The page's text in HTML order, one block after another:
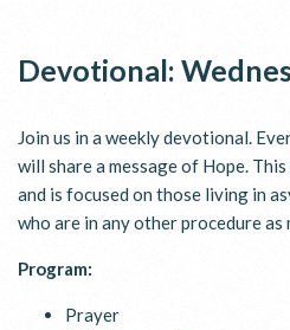
Devotional:
Join us in a weekly devotional.
will share a message of Hope.
and is focused on those living in
who are in any other procedure
Program:
Prayer